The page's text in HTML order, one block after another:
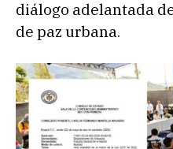
diálogo adelantada
de paz urbana.